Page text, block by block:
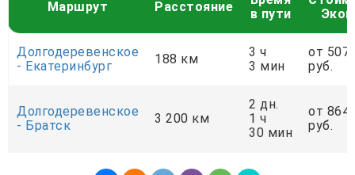
Маршрут Расстояние
в пути
Долгодеревенское
- Екатеринбург
188 км
3 ч
3 мин
от
руб.
Долгодеревенское
- Братск
3 200 км
2 дн.
1 ч
30 мин
от
руб.